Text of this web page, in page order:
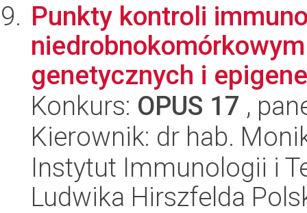
Punkty kontroli
genetycznych i
Konkurs: OPUS 17 ,
Kierownik: dr hab.
Instytut Immunologii i
Ludwika Hirszfelda